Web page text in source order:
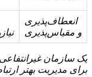
انعطاف‌پذیری
و مقیاس‌پذیری
یک سازمان
برای مدیریت بهتر